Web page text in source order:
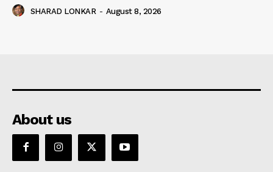
SHARAD LONKAR - August 8, 2026
About us